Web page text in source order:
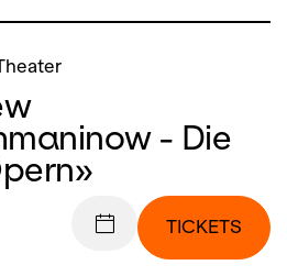
- Die
TICKETS